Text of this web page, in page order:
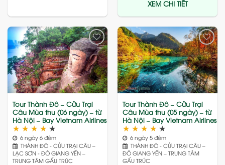
XEM CHI TIẾT
Add
to
wishlist
Tour Thành Đô – Cửu Trại
Câu Mùa thu (06 ngày) – từ
Hà Nội – Bay Vietnam Airlines
★ ★ ★ ★ ★
6 ngày 6 đêm
THÀNH ĐÔ - CỬU TRẠI CÂU –
LẠC SƠN - ĐÔ GIANG YẾN –
TRUNG TÂM GẤU TRÚC
Add
to
wishlist
Tour Thành Đô – Cửu Trại
Câu Mùa thu (05 ngày) – từ
Hà Nội – Bay Vietnam Airlines
★ ★ ★ ★ ★
6 ngày 5 đêm
THÀNH ĐÔ - CỬU TRẠI CÂU –
ĐÔ GIANG YẾN – TRUNG TÂM
GẤU TRÚC